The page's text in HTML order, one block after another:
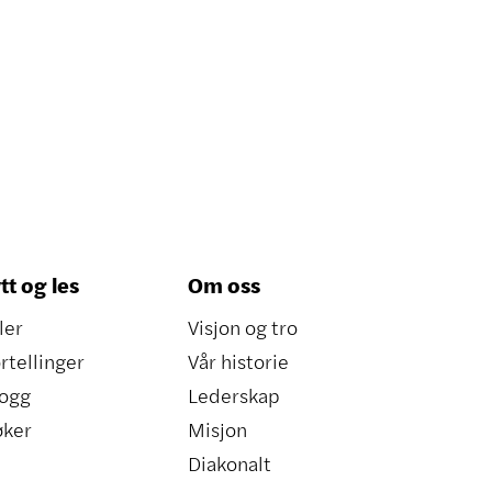
og les Om oss
Visjon og tro
Vår historie
Lederskap
Misjon
Diakonalt